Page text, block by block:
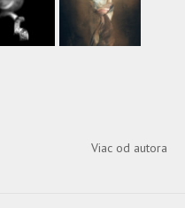
Viac od autora